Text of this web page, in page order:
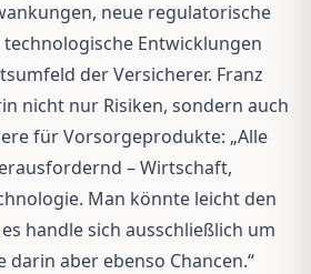
neue regulatorische
Entwicklungen
der Versicherer. Franz
nicht nur Risiken, sondern auch
für Vorsorgeprodukte: „Alle
– Wirtschaft,
Man könnte leicht den
handle sich ausschließlich um
darin aber ebenso Chancen.“